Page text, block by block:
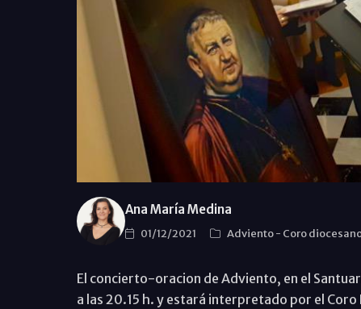
Ana María Medina
01/12/2021 Adviento- Coro
El concierto-oracion de Adviento, en el
a las 20.15 h. y estará interpretado por el Coro